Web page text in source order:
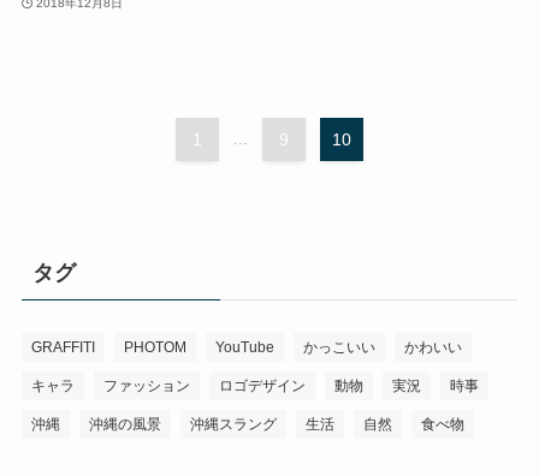
1 ... 9 10
タグ
GRAFFITI PHOTOM YouTube かっこいい かわいい
キャラ ファッション ロゴデザイン 動物 実況 時事
沖縄 沖縄の風景 沖縄スラング 生活 自然 食べ物